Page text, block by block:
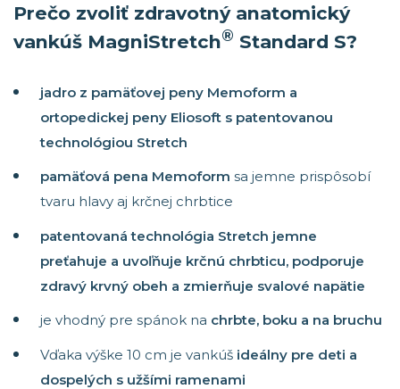
Prečo zvoliť zdravotný anatomický
vankúš MagniStretch® Standard S?
jadro z pamäťovej peny Memoform a
ortopedickej peny Eliosoft s patentovanou
technológiou Stretch
pamäťová pena Memoform sa jemne prispôsobí
tvaru hlavy aj krčnej chrbtice
patentovaná technológia Stretch jemne
preťahuje a uvoľňuje krčnú chrbticu, podporuje
zdravý krvný obeh a zmierňuje svalové napätie
je vhodný pre spánok na chrbte, boku a na bruchu
Vďaka výške 10 cm je vankúš ideálny pre deti a
dospelých s užšími ramenami